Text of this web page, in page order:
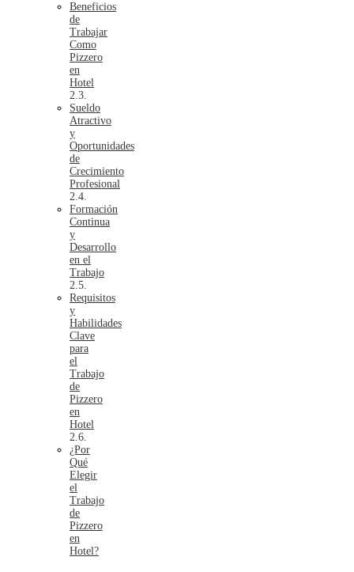
Beneficios
de
Trabajar
Como
Pizzero
en
Hotel
Sueldo
Atractivo
y
Oportunidades
de
Crecimiento
Profesional
Formación
Continua
y
Desarrollo
en el
Trabajo
Requisitos
y
Habilidades
Clave
para
el
Trabajo
de
Pizzero
en
Hotel
¿Por
Qué
Elegir
el
Trabajo
de
Pizzero
en
Hotel?